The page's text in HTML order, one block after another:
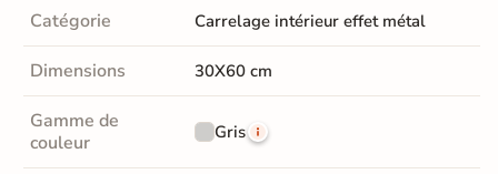
Catégorie Carrelage intérieur effet métal
Dimensions 30X60 cm
Gamme de
couleur
Gris